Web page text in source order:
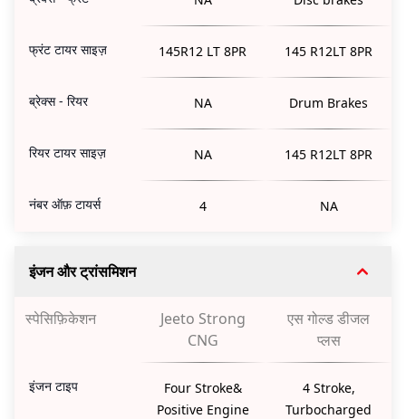
फ्रंट टायर साइज़ 145R12 LT 8PR 145 R12LT 8PR
ब्रेक्स - रियर NA Drum Brakes
रियर टायर साइज़ NA 145 R12LT 8PR
नंबर ऑफ़ टायर्स 4 NA
इंजन और ट्रांसमिशन
स्पेसिफ़िकेशन
Jeeto Strong
CNG
एस गोल्ड डीजल
प्लस
इंजन टाइप
Four Stroke&
Positive Engine
4 Stroke,
Turbocharged